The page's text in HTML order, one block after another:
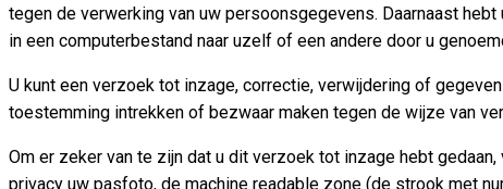
tegen de verwerking van uw persoonsgegevens. Daarnaast
in een computerbestand naar uzelf of een andere door u
U kunt een verzoek tot inzage, correctie, verwijdering of
toestemming intrekken of bezwaar maken tegen de wijze van
Om er zeker van te zijn dat u dit verzoek tot inzage hebt
privacy uw pasfoto, de machine readable zone (de strook met